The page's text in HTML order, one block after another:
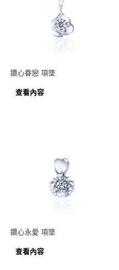
鑽心眷戀 項墜
查看內容
鑽心永愛 項墜
查看內容